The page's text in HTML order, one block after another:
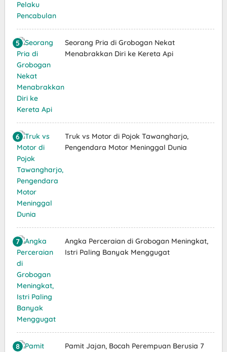
Seorang Pria di Grobogan Nekat
Menabrakkan Diri ke Kereta Api
Truk vs Motor di Pojok Tawangharjo,
Pengendara Motor Meninggal Dunia
Angka Perceraian di Grobogan Meningkat,
Istri Paling Banyak Menggugat
Pamit Jajan, Bocah Perempuan Berusia 7